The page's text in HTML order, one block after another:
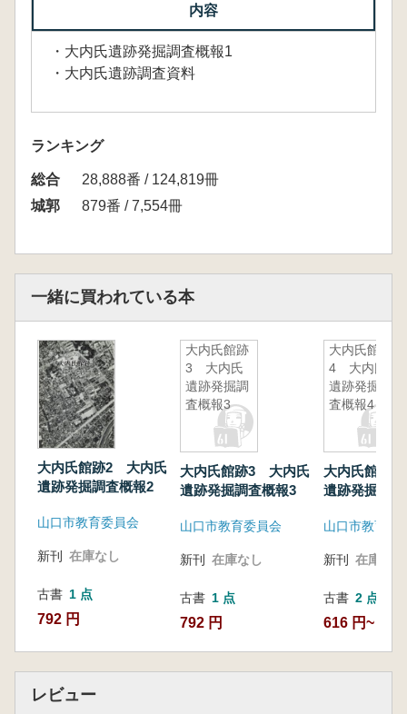
内容
・大内氏遺跡発掘調査概報1
・大内氏遺跡調査資料
ランキング
総合
28,888番 / 124,819冊
城郭
879番 / 7,554冊
一緒に買われている本
大内氏館跡2 大内氏
遺跡発掘調査概報2
山口市教育委員会
新刊 在庫なし
古書 1 点
792 円
大内氏館跡
3 大内氏
遺跡発掘調
査概報3
大内氏館跡3 大内氏
遺跡発掘調査概報3
山口市教育委員会
新刊 在庫なし
古書 1 点
792 円
大内氏館跡
4 大内氏
遺跡発掘調
査概報4
大内氏館跡
遺跡発掘調
山口市教育委
新刊 在庫なし
古書 2 点
616 円~
レビュー